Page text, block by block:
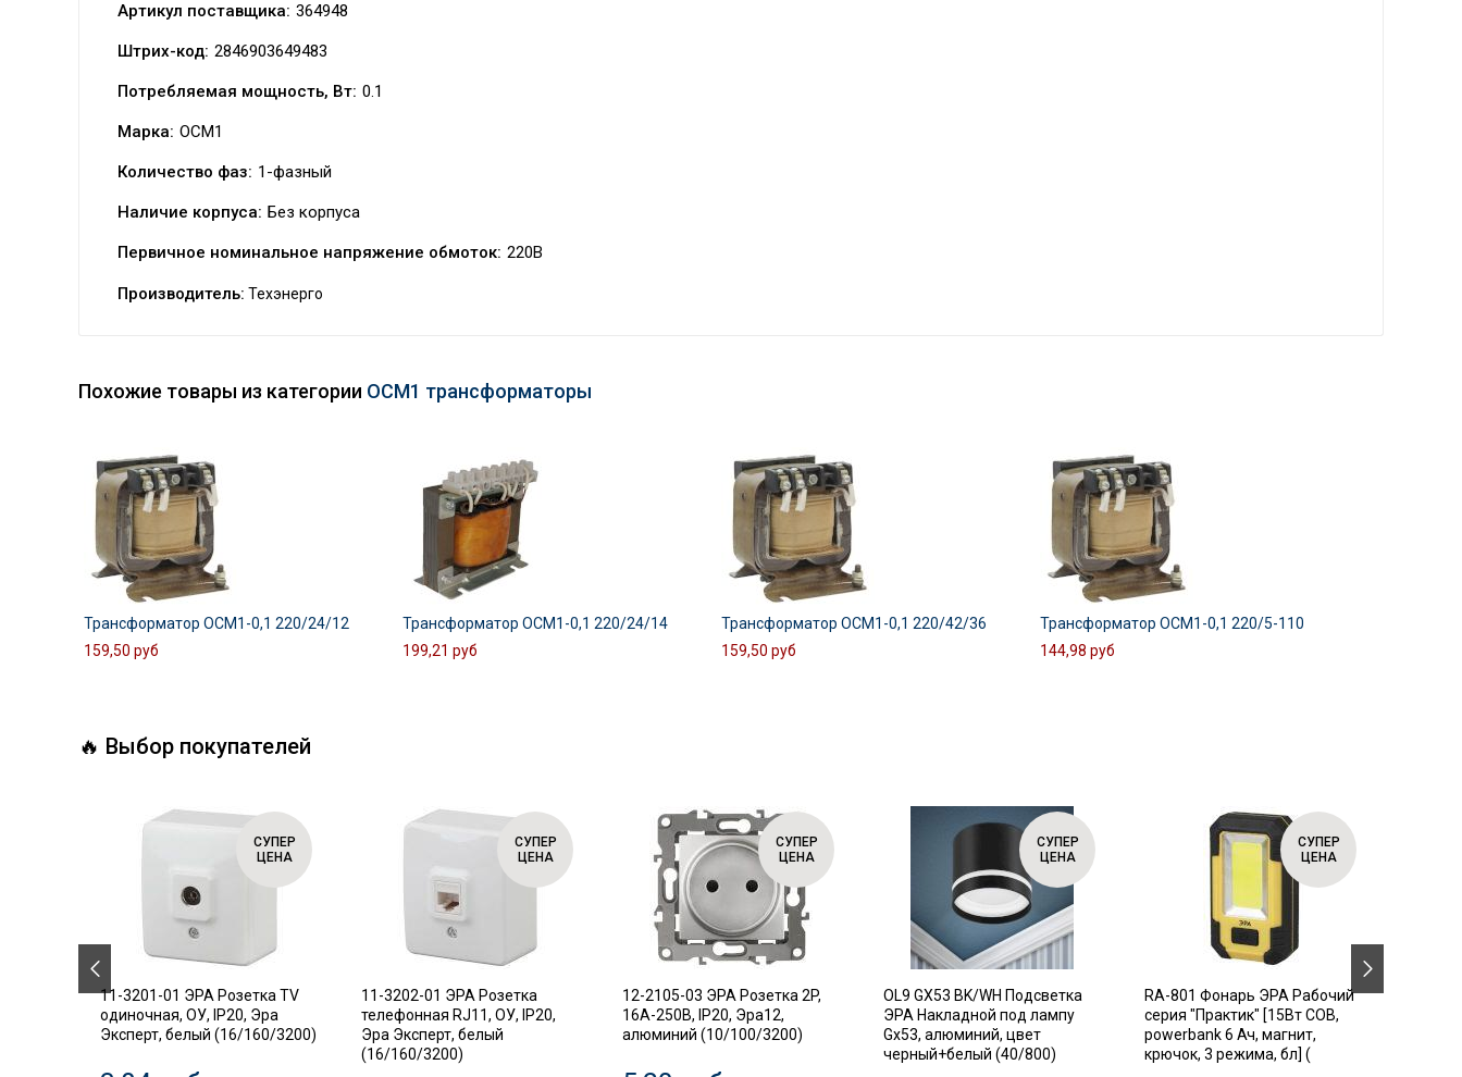
Артикул поставщика: 364948
Штрих-код: 2846903649483
Потребляемая мощность, Вт: 0.1
Марка: ОСМ1
Количество фаз: 1-фазный
Наличие корпуса: Без корпуса
Первичное номинальное напряжение обмоток: 220В
Производитель: Техэнерго
Похожие товары из категории ОСМ1 трансформаторы
Трансформатор ОСМ1-0,1 220/24/12
159,50 руб
Трансформатор ОСМ1-0,1 220/24/14
199,21 руб
Трансформатор ОСМ1-0,1 220/42/36
159,50 руб
Трансформатор ОСМ1-0,1 220/5-110
144,98 руб
🔥 Выбор покупателей
СУПЕР
ЦЕНА
11-3201-01 ЭРА Розетка TV
одиночная, ОУ, IP20, Эра
Эксперт, белый (16/160/3200)
СУПЕР
ЦЕНА
11-3202-01 ЭРА Розетка
телефонная RJ11, ОУ, IP20,
Эра Эксперт, белый
(16/160/3200)
СУПЕР
ЦЕНА
12-2105-03 ЭРА Розетка 2P,
16A-250В, IP20, Эра12,
алюминий (10/100/3200)
СУПЕР
ЦЕНА
OL9 GX53 BK/WH Подсветка
ЭРА Накладной под лампу
Gx53, алюминий, цвет
черный+белый (40/800)
СУПЕР
ЦЕНА
RA-801 Фонарь ЭРА Рабочий
серия "Практик" [15Вт COB,
powerbank 6 Ач, магнит,
крючок, 3 режима, бл] (